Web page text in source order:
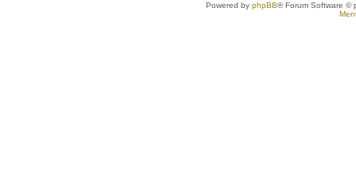
Powered byphpBB® Forum Software ©